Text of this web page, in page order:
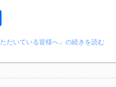
だいている皆様へ」の続きを読む